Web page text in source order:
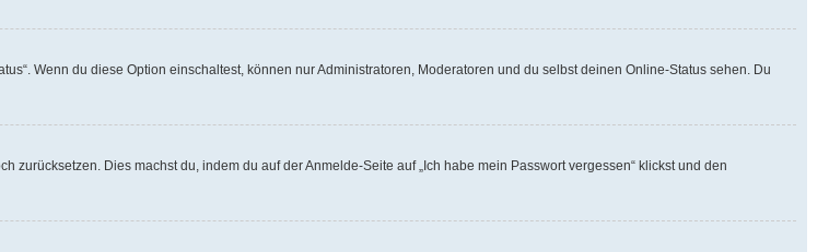
Wenn du diese Option einschaltest, können nur Administratoren, Moderatoren und du selbst deinen Online-Status sehen. Du
Dies machst du, indem du auf der Anmelde-Seite auf „Ich habe mein Passwort vergessen“ klickst und den